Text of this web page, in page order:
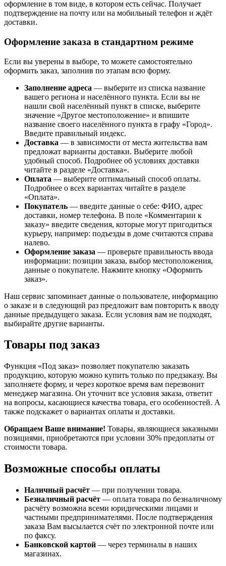
оформление в том виде, в котором есть сейчас. Получает
подтверждение на почту или на мобильный телефон и ждёт
доставки.
Оформление заказа в стандартном режиме
Если вы уверены в выборе, то можете самостоятельно
оформить заказ, заполнив по этапам всю форму.
Заполнение адреса — выберите из списка название
вашего региона и населённого пункта. Если вы не
нашли свой населённый пункт в списке, выберите
значение «Другое местоположение» и впишите
название своего населённого пункта в графу «Город».
Введите правильный индекс.
Доставка — в зависимости от места жительства вам
предложат варианты доставки. Выберите любой
удобный способ. Подробнее об условиях доставки
читайте в разделе «Доставка».
Оплата — выберите оптимальный способ оплаты.
Подробнее о всех вариантах читайте в разделе
«Оплата».
Покупатель — введите данные о себе: ФИО, адрес
доставки, номер телефона. В поле «Комментарии к
заказу» введите сведения, которые могут пригодиться
курьеру, например: подъезды в доме считаются справа
налево.
Оформление заказа — проверьте правильность ввода
информации: позиции заказа, выбор местоположения,
данные о покупателе. Нажмите кнопку «Оформить
заказ».
Наш сервис запоминает данные о пользователе, информацию
о заказе и в следующий раз предложит вам повторить к вводу
данные предыдущего заказа. Если условия вам не подходят,
выбирайте другие варианты.
Товары под заказ
Функция «Под заказ» позволяет покупателю заказать
продукцию, которую можно купить только по предзаказу. Вы
заполняете форму, и через короткое время вам перезвонит
менеджер магазина. Он уточнит все условия заказа, ответит
на вопросы, касающиеся качества товара, его особенностей. А
также подскажет о вариантах оплаты и доставки.
Обращаем Ваше внимание! Товары, являющиеся заказными
позициями, приобретаются при условии 30% предоплаты от
стоимости товара.
Возможные способы оплаты
Наличный расчёт — при получении товара.
Безналичный расчёт — оплата товара по безналичному
расчёту возможна всеми юридическими лицами и
частными предпринимателями. После подтверждения
заказа Вам высылается счёт по электронной почте или
по факсу.
Банковской картой — через терминалы в наших
магазинах.